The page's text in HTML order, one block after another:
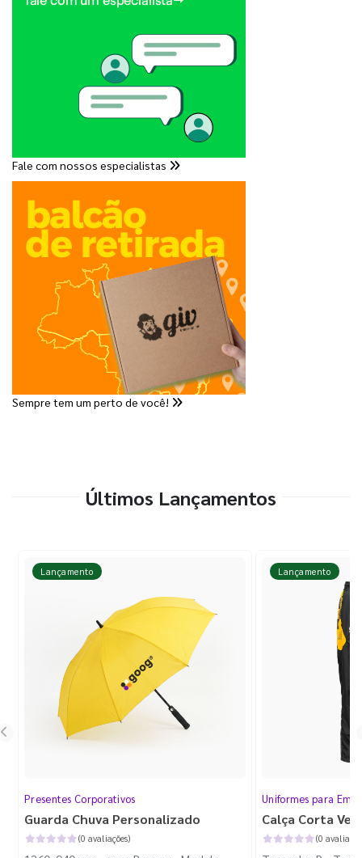
Fale com nossos especialistas
Sempre tem um perto de você!
Últimos Lançamentos
Lançamento
Presentes Corporativos
Guarda Chuva Personalizado
(0 avaliações)
Lançamento
Uniformes para
Calça Corta
(0